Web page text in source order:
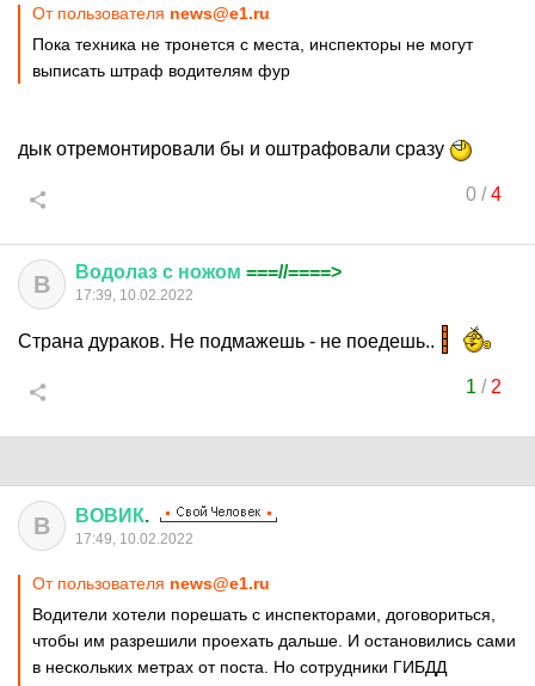
От пользователя news@e1.ru
Пока техника не тронется с места, инспекторы не могут
выписать штраф водителям фур
дык отремонтировали бы и оштрафовали сразу
0/4
В Водолаз с ножом ===//====>
17:39, 10.02.2022
Страна дураков. Не подмажешь - не поедешь..
1 / 2
В ВОВИК.
17:49, 10.02.2022
От пользователя news@e1.ru
Водители хотели порешать с инспекторами, договориться,
чтобы им разрешили проехать дальше. И остановились сами
в нескольких метрах от поста. Но сотрудники ГИБДД